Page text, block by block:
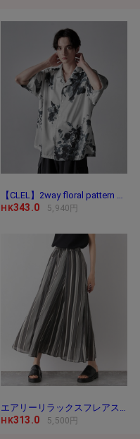
HK343.0 5,940円
HK313.0 5,500円